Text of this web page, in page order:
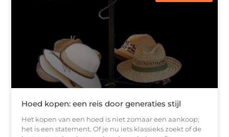
Hoed kopen: een reis door generaties stijl
Het kopen van een hoed is niet zomaar een aankoop;
het is een statement. Of je nu iets klassieks zoekt of de